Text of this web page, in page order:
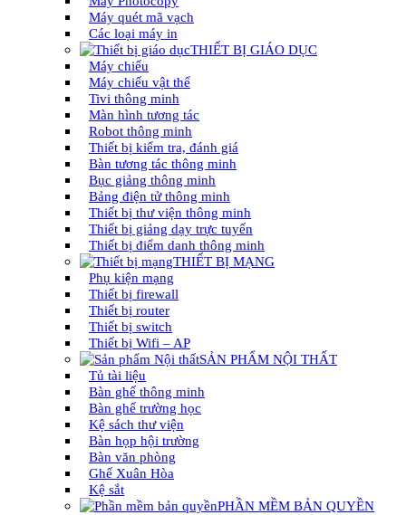
Máy quét mã vạch
Các loại máy in
THIẾT BỊ GIÁO DỤC
Máy chiếu
Máy chiếu vật thể
Tivi thông minh
Màn hình tương tác
Robot thông minh
Thiết bị kiểm tra, đánh giá
Bàn tương tác thông minh
Bục giảng thông minh
Bảng điện tử thông minh
Thiết bị thư viện thông minh
Thiết bị giảng dạy trực tuyến
Thiết bị điểm danh thông minh
THIẾT BỊ MẠNG
Phụ kiện mạng
Thiết bị firewall
Thiết bị router
Thiết bị switch
Thiết bị Wifi – AP
SẢN PHẨM NỘI THẤT
Tủ tài liệu
Bàn ghế thông minh
Bàn ghế trường học
Kệ sách thư viện
Bàn họp hội trường
Bàn văn phòng
Ghế Xuân Hòa
Kệ sắt
PHẦN MỀM BẢN QUYỀN